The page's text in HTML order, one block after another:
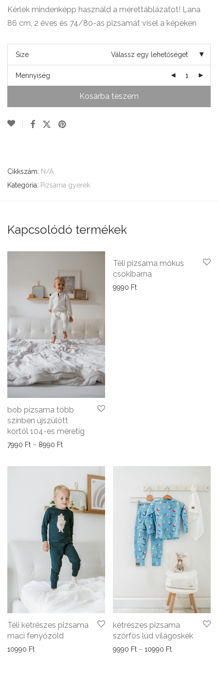
Kérlek mindenképp használd a mérettáblázatot! Lana
86 cm, 2 éves és 74/80-as pizsamát visel a képeken
Size Válassz egy lehetőséget
Mennyiség
Kosárba teszem
Cikkszám: N/A
Kategória: Pizsama gyerek
Kapcsolódó termékek
bob pizsama több
színben újszülött
kortól 104-es méretig
7990 Ft – 8990 FtÁrtartomány: 7990 Ft - 8990 Ft
Téli pizsama mókus
csokibarna
9990 Ft
Téli kétrészes pizsama
maci fenyőzöld
10990 Ft
kétrészes pizsama
szörfös lúd világoskék
9990 Ft – 10990 FtÁrtartomány: